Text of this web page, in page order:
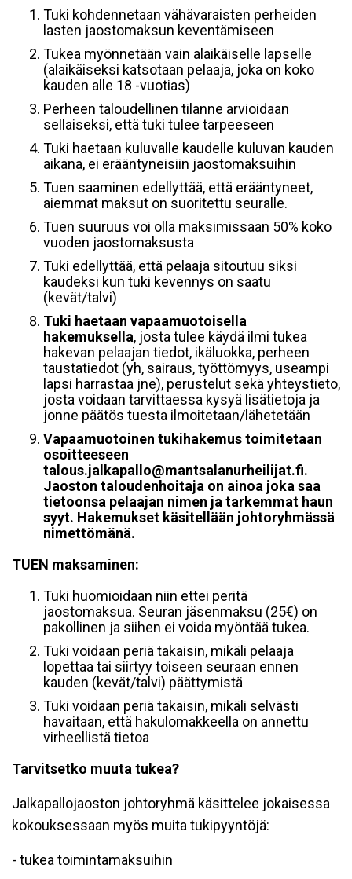
Tuki kohdennetaan vähävaraisten perheiden
lasten jaostomaksun keventämiseen
Tukea myönnetään vain alaikäiselle lapselle
(alaikäiseksi katsotaan pelaaja, joka on koko
kauden alle 18 -vuotias)
Perheen taloudellinen tilanne arvioidaan
sellaiseksi, että tuki tulee tarpeeseen
Tuki haetaan kuluvalle kaudelle kuluvan kauden
aikana, ei erääntyneisiin jaostomaksuihin
Tuen saaminen edellyttää, että erääntyneet,
aiemmat maksut on suoritettu seuralle.
Tuen suuruus voi olla maksimissaan 50% koko
vuoden jaostomaksusta
Tuki edellyttää, että pelaaja sitoutuu siksi
kaudeksi kun tuki kevennys on saatu
(kevät/talvi)
Tuki haetaan vapaamuotoisella
hakemuksella, josta tulee käydä ilmi tukea
hakevan pelaajan tiedot, ikäluokka, perheen
taustatiedot (yh, sairaus, työttömyys, useampi
lapsi harrastaa jne), perustelut sekä yhteystieto,
josta voidaan tarvittaessa kysyä lisätietoja ja
jonne päätös tuesta ilmoitetaan/lähetetään
Vapaamuotoinen tukihakemus toimitetaan
osoitteeseen
talous.jalkapallo@mantsalanurheilijat.fi.
Jaoston taloudenhoitaja on ainoa joka saa
tietoonsa pelaajan nimen ja tarkemmat haun
syyt. Hakemukset käsitellään johtoryhmässä
nimettömänä.
TUEN maksaminen:
Tuki huomioidaan niin ettei peritä
jaostomaksua. Seuran jäsenmaksu (25€) on
pakollinen ja siihen ei voida myöntää tukea.
Tuki voidaan periä takaisin, mikäli pelaaja
lopettaa tai siirtyy toiseen seuraan ennen
kauden (kevät/talvi) päättymistä
Tuki voidaan periä takaisin, mikäli selvästi
havaitaan, että hakulomakkeella on annettu
virheellistä tietoa
Tarvitsetko muuta tukea?
Jalkapallojaoston johtoryhmä käsittelee jokaisessa
kokouksessaan myös muita tukipyyntöjä:
- tukea toimintamaksuihin